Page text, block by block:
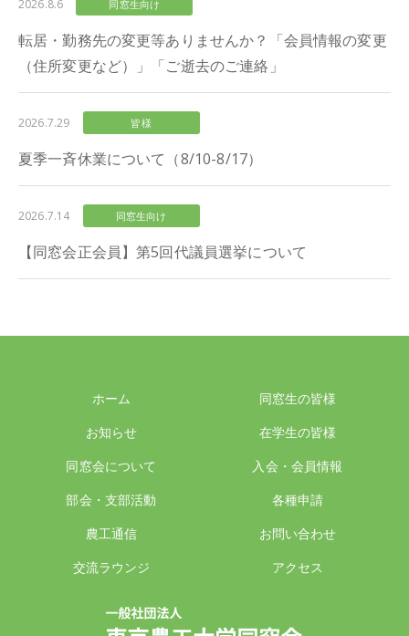
2026.8.6 同窓生向け
転居・勤務先の変更等ありませんか？「会員情報の変更
（住所変更など）」「ご逝去のご連絡」
2026.7.29 皆様
夏季一斉休業について（8/10-8/17）
2026.7.14 同窓生向け
【同窓会正会員】第5回代議員選挙について
ホーム
お知らせ
同窓会について
部会・支部活動
農工通信
交流ラウンジ
同窓生の皆様
在学生の皆様
入会・会員情報
各種申請
お問い合わせ
アクセス